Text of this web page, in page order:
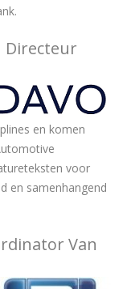
Directeur
en komen
voor
en samenhangend
Van